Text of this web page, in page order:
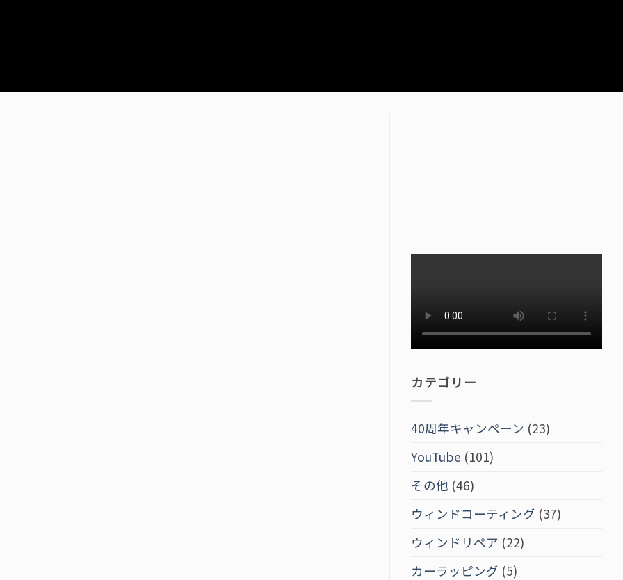
カテゴリー
40周年キャンペーン (23)
YouTube (101)
その他 (46)
ウィンドコーティング (37)
ウィンドリペア (22)
カーラッピング (5)